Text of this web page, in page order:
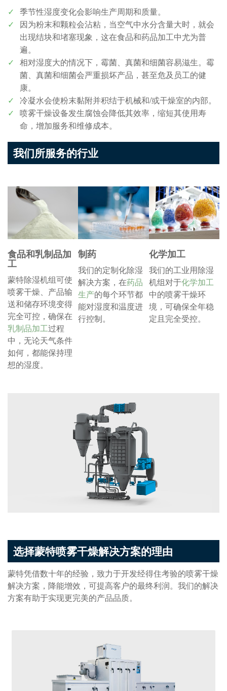
季节性湿度变化会影响生产周期和质量。
因为粉末和颗粒会沾粘，当空气中水分含量大时，就会
出现结块和堵塞现象，这在食品和药品加工中尤为普
遍。
相对湿度大的情况下，霉菌、真菌和细菌容易滋生。霉
菌、真菌和细菌会严重损坏产品，甚至危及员工的健
康。
冷凝水会使粉末黏附并积结于机械和/或干燥室的内部。
喷雾干燥设备发生腐蚀会降低其效率，缩短其使用寿
命，增加服务和维修成本。
我们所服务的行业
食品和乳制品加
工
蒙特除湿机组可使
喷雾干燥、产品输
送和储存环境变得
完全可控，确保在
乳制品加工过程
中，无论天气条件
如何，都能保持理
想的湿度。
制药
我们的定制化除湿
解决方案，在药品
生产的每个环节都
能对湿度和温度进
行控制。
化学加工
我们的工业用除湿
机组对于化学加工
中的喷雾干燥环
境，可确保全年稳
定且完全受控。
选择蒙特喷雾干燥解决方案的理由
蒙特凭借数十年的经验，致力于开发经得住考验的喷雾干燥
解决方案，降能增效，可提高客户的最终利润。我们的解决
方案有助于实现更完美的产品品质。